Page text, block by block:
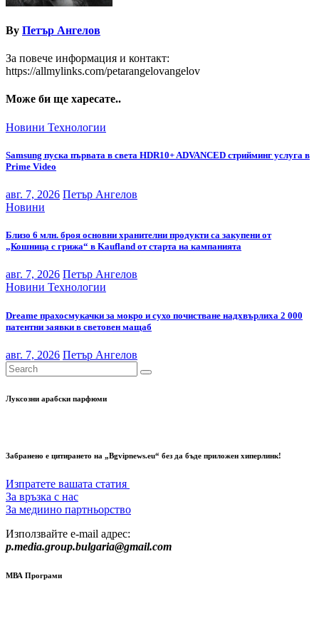
By Петър Ангелов
За повече информация и контакт:
https://allmylinks.com/petarangelovangelov
Може би ще харесате..
Новини Технологии
Samsung пуска първата в света HDR10+ ADVANCED стрийминг услуга в
Prime Video
авг. 7, 2026 Петър Ангелов
Новини
Близо 6 млн. броя основни хранителни продукти са закупени от
„Кошница с грижа“ в Kaufland от старта на кампанията
авг. 7, 2026 Петър Ангелов
Новини Технологии
Dreame прахосмукачки за мокро и сухо почистване надхвърлиха 2 000
патентни заявки в световен мащаб
авг. 7, 2026 Петър Ангелов
Луксозни арабски парфюми
Забранено е цитирането на „Bgvipnews.eu“ без да бъде приложен хиперлинк!
Изпратете вашата статия
За връзка с нас
За медиино партньорство
Използвайте e-mail адрес:
p.media.group.bulgaria@gmail.com
МВА Програми